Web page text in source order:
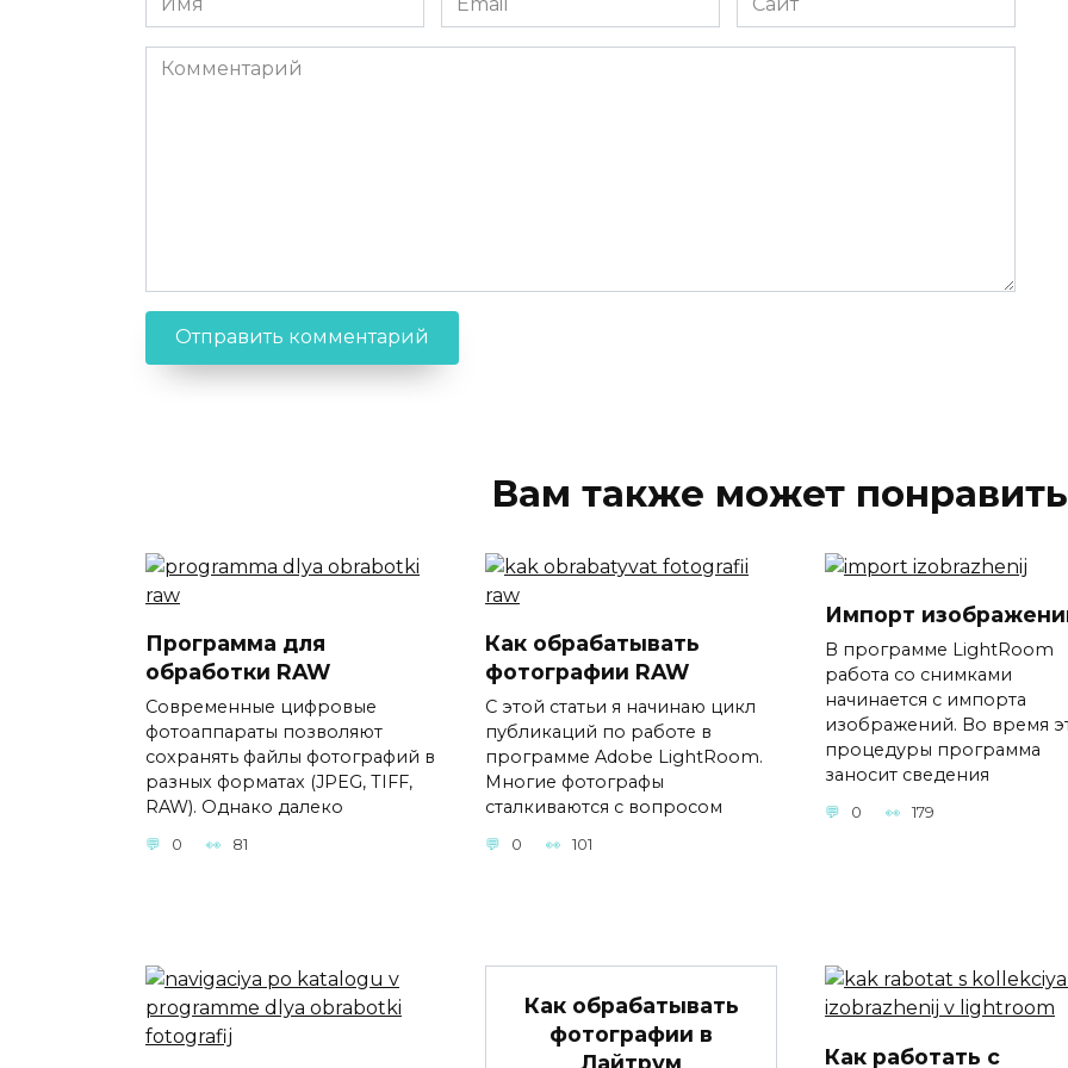
Комментарий
Вам также может
Программа для
обработки RAW
Современные цифровые
фотоаппараты позволяют
сохранять файлы фотографий в
разных форматах (JPEG, TIFF,
RAW). Однако далеко
0 81
Как обрабатывать
фотографии RAW
С этой статьи я начинаю цикл
публикаций по работе в
программе Adobe LightRoom.
Многие фотографы
сталкиваются с вопросом
0 101
Импорт
В программе LightRoom
работа со снимками
начинается с импорта
изображений. Во время
процедуры программа
заносит сведения
0 179
Как обрабатывать
фотографии в
Лайтрум
Как работать с